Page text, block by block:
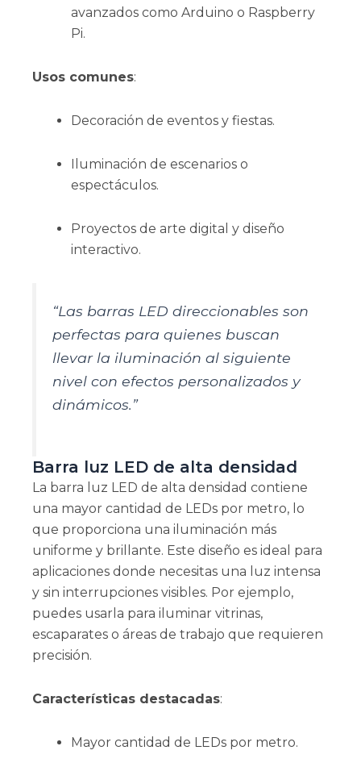
avanzados como Arduino o Raspberry
Pi.
Usos comunes:
Decoración de eventos y fiestas.
Iluminación de escenarios o
espectáculos.
Proyectos de arte digital y diseño
interactivo.
“Las barras LED direccionables son
perfectas para quienes buscan
llevar la iluminación al siguiente
nivel con efectos personalizados y
dinámicos.”
Barra luz LED de alta densidad
La barra luz LED de alta densidad contiene
una mayor cantidad de LEDs por metro, lo
que proporciona una iluminación más
uniforme y brillante. Este diseño es ideal para
aplicaciones donde necesitas una luz intensa
y sin interrupciones visibles. Por ejemplo,
puedes usarla para iluminar vitrinas,
escaparates o áreas de trabajo que requieren
precisión.
Características destacadas:
Mayor cantidad de LEDs por metro.